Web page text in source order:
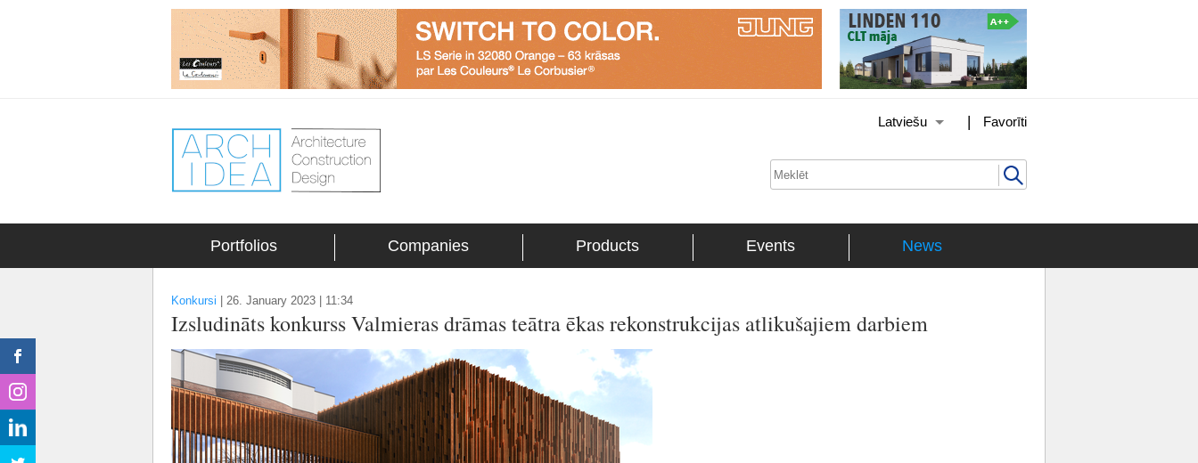
Favorīti
|
Latviešu
Portfolios Companies Products Events News
Konkursi 26. January 2023 | 11:34
Izsludināts konkurss Valmieras drāmas teātra ēkas rekonstrukcijas atlikušajiem darbiem